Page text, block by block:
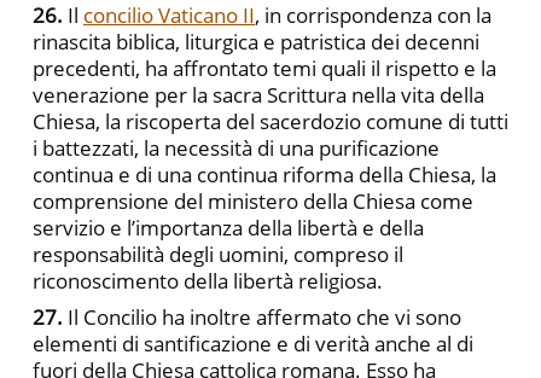
26. Il concilio Vaticano II, in corrispondenza con la
rinascita biblica, liturgica e patristica dei decenni
precedenti, ha affrontato temi quali il rispetto e la
venerazione per la sacra Scrittura nella vita della
Chiesa, la riscoperta del sacerdozio comune di tutti
i battezzati, la necessità di una purificazione
continua e di una continua riforma della Chiesa, la
comprensione del ministero della Chiesa come
servizio e l’importanza della libertà e della
responsabilità degli uomini, compreso il
riconoscimento della libertà religiosa.
27. Il Concilio ha inoltre affermato che vi sono
elementi di santificazione e di verità anche al di
fuori della Chiesa cattolica romana. Esso ha